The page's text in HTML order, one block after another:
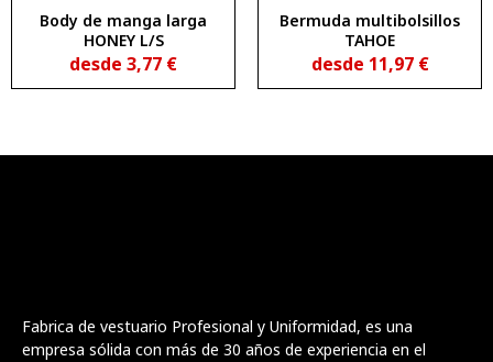
Body de manga larga
HONEY L/S
desde 3,77 €
Bermuda multibolsillos
TAHOE
desde 11,97 €
Fabrica de vestuario Profesional y Uniformidad, es una
empresa sólida con más de 30 años de experiencia en el